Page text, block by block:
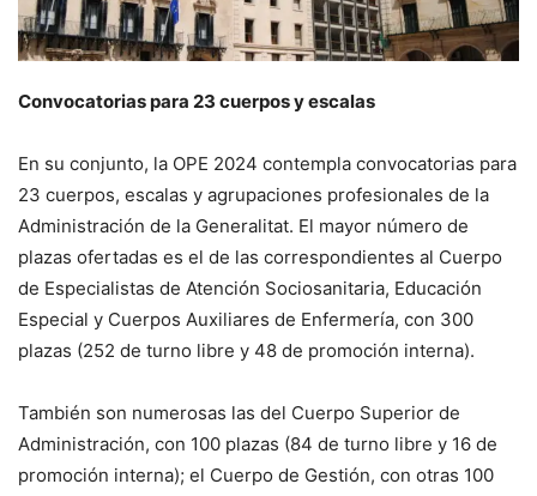
Convocatorias para 23 cuerpos y escalas
En su conjunto, la OPE 2024 contempla convocatorias para
23 cuerpos, escalas y agrupaciones profesionales de la
Administración de la Generalitat. El mayor número de
plazas ofertadas es el de las correspondientes al Cuerpo
de Especialistas de Atención Sociosanitaria, Educación
Especial y Cuerpos Auxiliares de Enfermería, con 300
plazas (252 de turno libre y 48 de promoción interna).
También son numerosas las del Cuerpo Superior de
Administración, con 100 plazas (84 de turno libre y 16 de
promoción interna); el Cuerpo de Gestión, con otras 100